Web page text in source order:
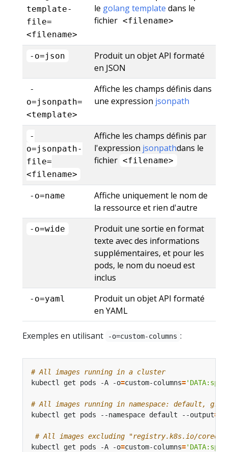
template-
file=
<filename>
le golang template dans le
fichier <filename>
-o=json
Produit un objet API formaté
en JSON
-
o=jsonpath=
<template>
Affiche les champs définis dans
une expression jsonpath
-
o=jsonpath-
file=
<filename>
Affiche les champs définis par
l'expression jsonpathdans le
fichier <filename>
-o=name
Affiche uniquement le nom de
la ressource et rien d'autre
-o=wide
Produit une sortie en format
texte avec des informations
supplémentaires, et pour les
pods, le nom du noeud est
inclus
-o=yaml
Produit un objet API formaté
en YAML
Exemples en utilisant -o=custom-columns :
# All images running in a cluster
kubectl get pods -A -o=custom-columns=
# All images running in namespace: default,
kubectl get pods --namespace default --output=
# All images excluding "registry.k8s.io/
kubectl get pods -A -o=custom-columns=